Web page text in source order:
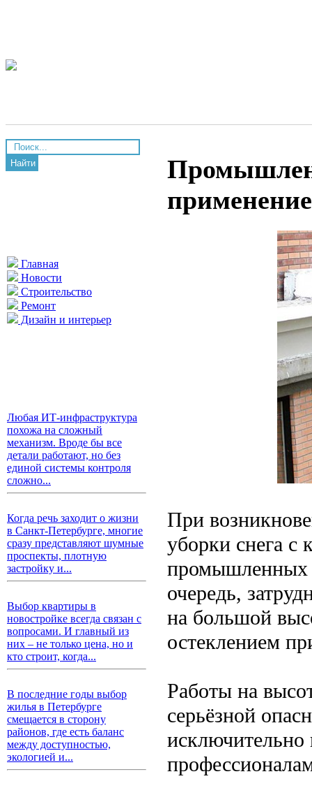
Найти
Главная
Новости
Строительство
Ремонт
Дизайн и интерьер
Любая ИТ-инфраструктура
похожа на сложный
механизм. Вроде бы все
детали работают, но без
единой системы контроля
сложно...
Когда речь заходит о жизни
в Санкт-Петербурге, многие
сразу представляют шумные
проспекты, плотную
застройку и...
Выбор квартиры в
новостройке всегда связан с
вопросами. И главный из
них – не только цена, но и
кто строит, когда...
В последние годы выбор
жилья в Петербурге
смещается в сторону
районов, где есть баланс
между доступностью,
экологией и...
При
уборки снега с
промышленных
очередь,
на большой
остеклением
Работы на
серьёзной